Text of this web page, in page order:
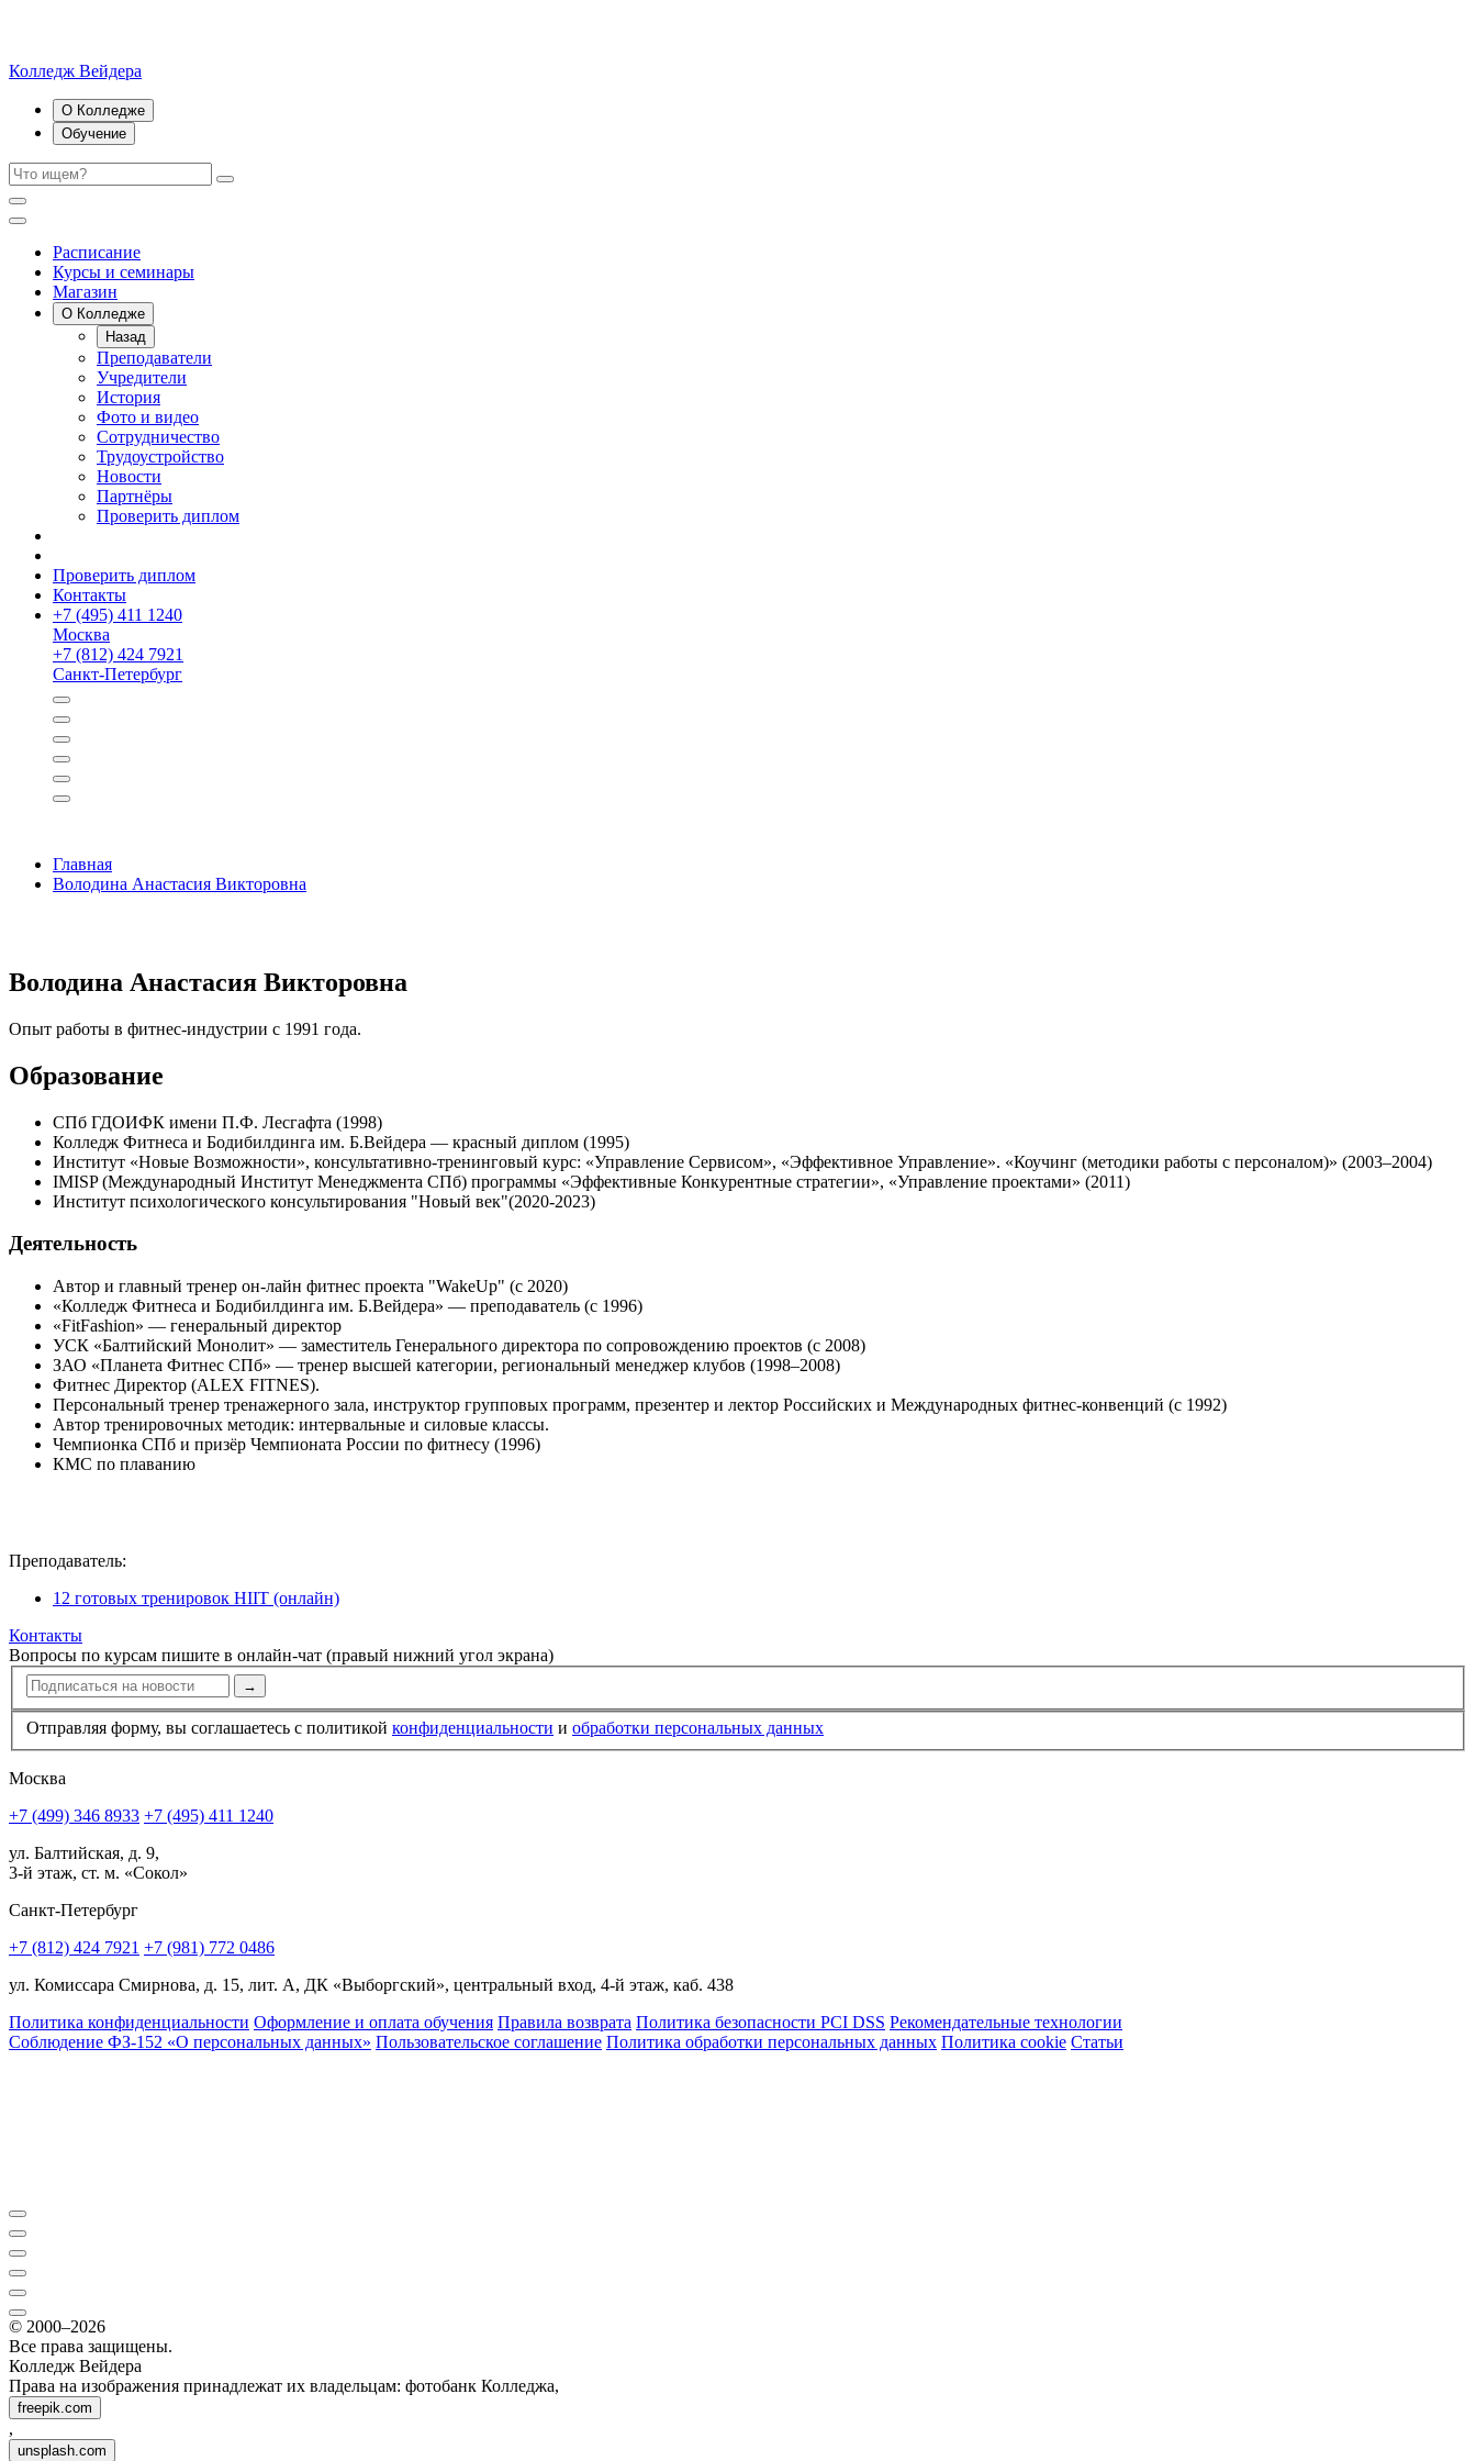
Колледж Вейдера
О Колледже
Обучение
Расписание
Курсы и семинары
Магазин
О Колледже
Назад
Преподаватели
Учредители
История
Фото и видео
Сотрудничество
Трудоустройство
Новости
Партнёры
Проверить диплом
Проверить диплом
Контакты
+7 (495) 411 1240
Москва
+7 (812) 424 7921
Санкт-Петербург
Главная
Володина Анастасия Викторовна
Володина Анастасия Викторовна
Опыт работы в фитнес-индустрии с 1991 года.
Образование
СПб ГДОИФК имени П.Ф. Лесгафта (1998)
Колледж Фитнеса и Бодибилдинга им. Б.Вейдера — красный диплом (1995)
Институт «Новые Возможности», консультативно-тренинговый курс: «Управление Сервисом», «Эффективное Управление». «Коучинг (методики работы с персоналом)» (2003–2004)
IMISP (Международный Институт Менеджмента СПб) программы «Эффективные Конкурентные стратегии», «Управление проектами» (2011)
Институт психологического консультирования "Новый век"(2020-2023)
Деятельность
Автор и главный тренер он-лайн фитнес проекта "WakeUp" (с 2020)
«Колледж Фитнеса и Бодибилдинга им. Б.Вейдера» — преподаватель (с 1996)
«FitFashion» — генеральный директор
УСК «Балтийский Монолит» — заместитель Генерального директора по сопровождению проектов (с 2008)
ЗАО «Планета Фитнес СПб» — тренер высшей категории, региональный менеджер клубов (1998–2008)
Фитнес Директор (ALEX FITNES).
Персональный тренер тренажерного зала, инструктор групповых программ, презентер и лектор Российских и Международных фитнес-конвенций (с 1992)
Автор тренировочных методик: интервальные и силовые классы.
Чемпионка СПб и призёр Чемпионата России по фитнесу (1996)
КМС по плаванию
Преподаватель:
12 готовых тренировок HIIT (онлайн)
Контакты
Вопросы по курсам пишите в онлайн-чат (правый нижний угол экрана)
→
Отправляя форму, вы соглашаетесь с политикой конфи­ден­циальности и обработки персональных данных
Москва
+7 (499) 346 8933 +7 (495) 411 1240
ул. Балтийская, д. 9,
3-й этаж, ст. м. «Сокол»
Санкт-Петербург
+7 (812) 424 7921 +7 (981) 772 0486
ул. Комиссара Смирнова, д. 15, лит. А, ДК «Выборгский», центральный вход, 4-й этаж, каб. 438
Политика конфиденциальности Оформление и оплата обучения Правила возврата Политика безопасности PCI DSS Рекомендательные технологии
Соблюдение ФЗ-152 «О персональ­ных данных» Пользовательское соглашение Политика обработки персональных данных Политика cookie Статьи
© 2000–2026
Все права защищены.
Колледж Вейдера
Права на изображения принадлежат их владельцам: фотобанк Колледжа,
freepik.com
,
unsplash.com